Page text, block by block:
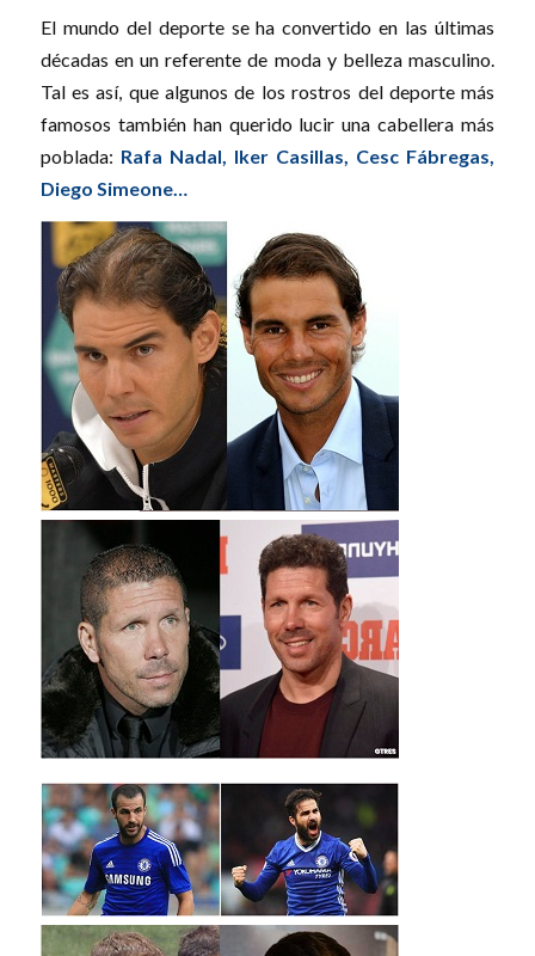
El mundo del deporte se ha convertido en las últimas
décadas en un referente de moda y belleza masculino.
Tal es así, que algunos de los rostros del deporte más
famosos también han querido lucir una cabellera más
poblada: Rafa Nadal, Iker Casillas, Cesc Fábregas,
Diego Simeone…